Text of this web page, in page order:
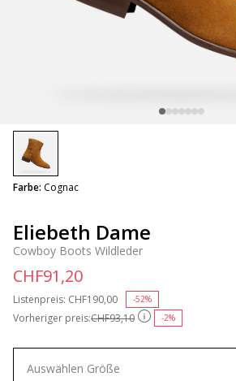
Eliebeth Dame
Cowboy Boots Wildleder
Vorheriger preis:CHF93,10 -2%
Listenpreis: Price reduced from
CHF190,00 -52%
CHF91,20
Farbe: Cognac
selected
Auswählen Größe